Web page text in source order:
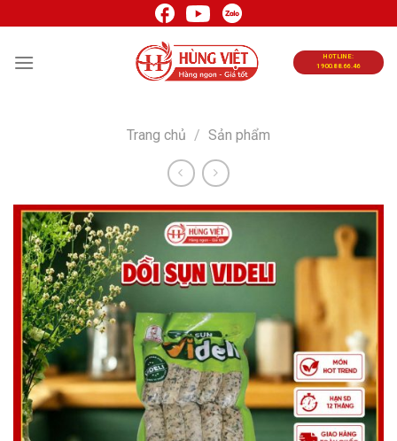
đến
nội
HOTLINE:
1900.88.66.46
Trang chủ / Sản phẩm